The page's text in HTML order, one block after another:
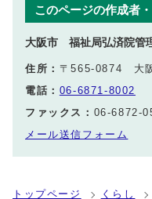
このページの作成者
大阪市 福祉局弘済院管
住所： 〒565-0874 大
電話： 06-6871-8002
ファックス： 06-6872-
メール送信フォーム
トップページ くらし